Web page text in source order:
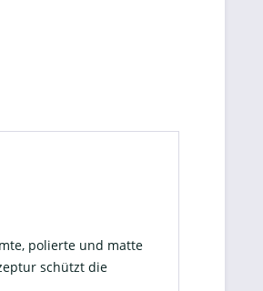
polierte und matte
schützt die